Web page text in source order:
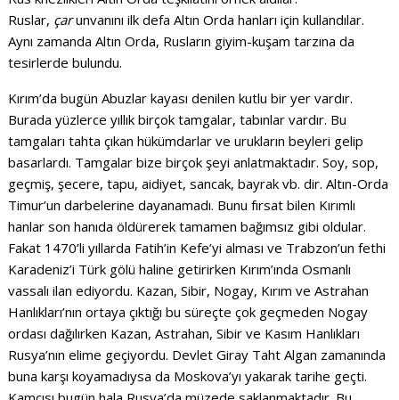
Ruslar, çarunvanını ilk defa Altın Orda hanları için kullandılar.
Aynı zamanda Altın Orda, Rusların giyim-kuşam tarzına da
tesirlerde bulundu.
Kırım’da bugün Abuzlar kayası denilen kutlu bir yer vardır.
Burada yüzlerce yıllık birçok tamgalar, tabınlar vardır. Bu
tamgaları tahta çıkan hükümdarlar ve urukların beyleri gelip
basarlardı. Tamgalar bize birçok şeyi anlatmaktadır. Soy, sop,
geçmiş, şecere, tapu, aidiyet, sancak, bayrak vb. dir. Altın-Orda
Timur’un darbelerine dayanamadı. Bunu fırsat bilen Kırımlı
hanlar son hanıda öldürerek tamamen bağımsız gibi oldular.
Fakat 1470’li yıllarda Fatih’in Kefe’yi alması ve Trabzon’un fethi
Karadeniz’i Türk gölü haline getirirken Kırım’ında Osmanlı
vassalı ilan ediyordu. Kazan, Sibir, Nogay, Kırım ve Astrahan
Hanlıkları’nın ortaya çıktığı bu süreçte çok geçmeden Nogay
ordası dağılırken Kazan, Astrahan, Sibir ve Kasım Hanlıkları
Rusya’nın elime geçiyordu. Devlet Giray Taht Algan zamanında
buna karşı koyamadıysa da Moskova’yı yakarak tarihe geçti.